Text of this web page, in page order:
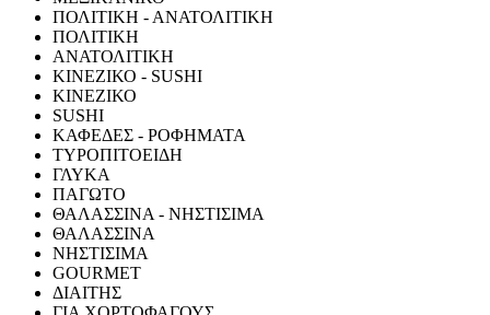
ΠΟΛΙΤΙΚΗ - ΑΝΑΤΟΛΙΤΙΚΗ
ΠΟΛΙΤΙΚΗ
ΑΝΑΤΟΛΙΤΙΚΗ
ΚΙΝΕΖΙΚΟ - SUSHI
ΚΙΝΕΖΙΚΟ
SUSHI
ΚΑΦΕΔΕΣ - ΡΟΦΗΜΑΤΑ
ΤΥΡΟΠΙΤΟΕΙΔΗ
ΓΛΥΚΑ
ΠΑΓΩΤΟ
ΘΑΛΑΣΣΙΝΑ - ΝΗΣΤΙΣΙΜΑ
ΘΑΛΑΣΣΙΝΑ
ΝΗΣΤΙΣΙΜΑ
GOURMET
ΔΙΑΙΤΗΣ